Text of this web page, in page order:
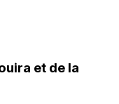
et de la